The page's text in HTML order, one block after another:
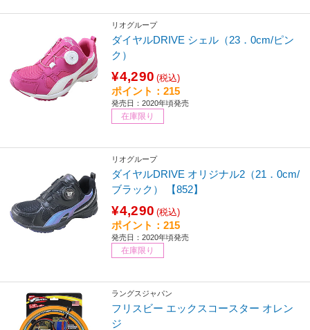
リオグループ
ダイヤルDRIVE シェル（23．0cm/ピン
ク）
¥4,290 (税込)
ポイント：215
発売日：2020年頃発売
在庫限り
リオグループ
ダイヤルDRIVE オリジナル2（21．0cm/
ブラック） 【852】
¥4,290 (税込)
ポイント：215
発売日：2020年頃発売
在庫限り
ラングスジャパン
フリスビー エックスコースター オレン
ジ